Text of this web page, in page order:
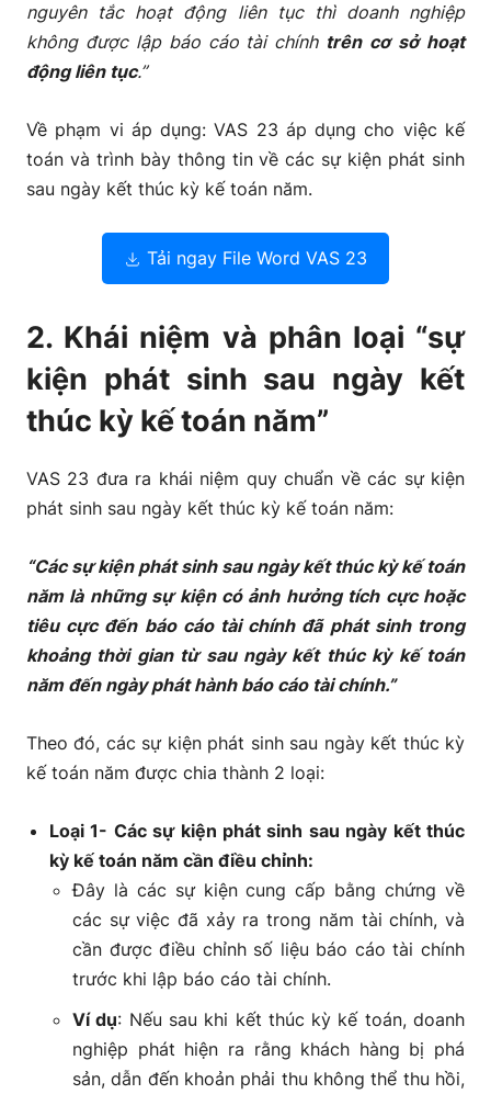
nguyên tắc hoạt động liên tục thì doanh nghiệp
không được lập báo cáo tài chính trên cơ sở hoạt
động liên tục.”
Về phạm vi áp dụng: VAS 23 áp dụng cho việc kế
toán và trình bày thông tin về các sự kiện phát sinh
sau ngày kết thúc kỳ kế toán năm.
Tải ngay File Word VAS 23
2. Khái niệm và phân loại “sự
kiện phát sinh sau ngày kết
thúc kỳ kế toán năm”
VAS 23 đưa ra khái niệm quy chuẩn về các sự kiện
phát sinh sau ngày kết thúc kỳ kế toán năm:
“Các sự kiện phát sinh sau ngày kết thúc kỳ kế toán
năm là những sự kiện có ảnh hưởng tích cực hoặc
tiêu cực đến báo cáo tài chính đã phát sinh trong
khoảng thời gian từ sau ngày kết thúc kỳ kế toán
năm đến ngày phát hành báo cáo tài chính.”
Theo đó, các sự kiện phát sinh sau ngày kết thúc kỳ
kế toán năm được chia thành 2 loại:
Loại 1- Các sự kiện phát sinh sau ngày kết thúc
kỳ kế toán năm cần điều chỉnh:
Đây là các sự kiện cung cấp bằng chứng về
các sự việc đã xảy ra trong năm tài chính, và
cần được điều chỉnh số liệu báo cáo tài chính
trước khi lập báo cáo tài chính.
Ví dụ: Nếu sau khi kết thúc kỳ kế toán, doanh
nghiệp phát hiện ra rằng khách hàng bị phá
sản, dẫn đến khoản phải thu không thể thu hồi,